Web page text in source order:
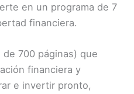
en un programa de 7
financiera.
700 páginas) que
financiera y
e invertir pronto,